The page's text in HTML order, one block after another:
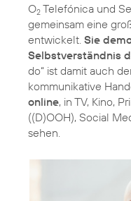
O2 Telefónica und
gemeinsam eine
entwickelt. Sie
Selbstverständnis
do“ ist damit auch
kommunikative
online, in TV, Kino,
((D)OOH), Social
sehen.